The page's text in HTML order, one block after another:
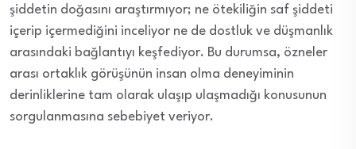
şiddetin doğasını araştırmıyor; ne ötekiliğin saf şiddeti
içerip içermediğini inceliyor ne de dostluk ve düşmanlık
arasındaki bağlantıyı keşfediyor. Bu durumsa, özneler
arası ortaklık görüşünün insan olma deneyiminin
derinliklerine tam olarak ulaşıp ulaşmadığı konusunun
sorgulanmasına sebebiyet veriyor.